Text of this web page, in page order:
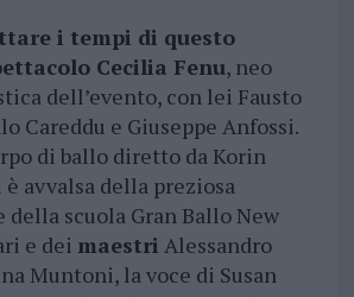
i tempi di questo
Cecilia Fenu, neo
dell’evento, con lei Fausto
Careddu e Giuseppe Anfossi.
di ballo diretto da Korin
è avvalsa della preziosa
della scuola Gran Ballo New
e dei maestri Alessandro
Muntoni, la voce di Susan